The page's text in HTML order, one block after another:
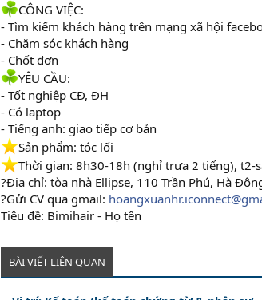
CÔNG VIỆC:
- Tìm kiếm khách hàng trên mạng xã hội
- Chăm sóc khách hàng
- Chốt đơn
YÊU CẦU:
- Tốt nghiệp CĐ, ĐH
- Có laptop
- Tiếng anh: giao tiếp cơ bản
️Sản phẩm: tóc lối
️Thời gian: 8h30-18h (nghỉ trưa 2 tiếng), t2-
?Địa chỉ: tòa nhà Ellipse, 110 Trần Phú, Hà
?Gửi CV qua gmail:
Tiêu đề: Bimihair - Họ tên
BÀI VIẾT LIÊN QUAN